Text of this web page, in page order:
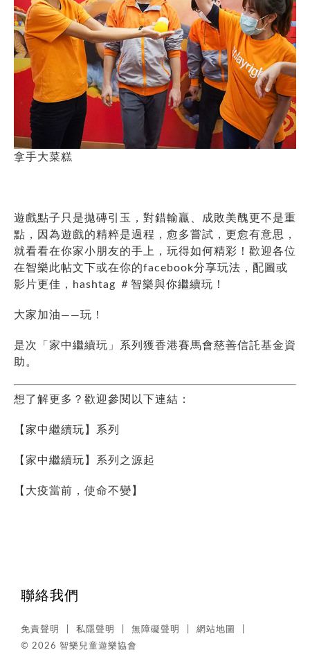
拿手大菜糕
遊戲點子只是拋磚引玉，對錯輸贏、成敗美醜更不是重
點，因為遊戲的精粹是過程，愈多嘗試，更愈有意思，
就看看在你家小朋友的手上，玩得如何精彩！歡迎各位
在智樂此帖文下或在你的facebook分享玩法，配圖或
影片更佳，hashtag ＃ 智樂與你繼續玩 ！
大家加油——玩！
是次「家中繼續玩」系列獲香港賽馬會慈善信託基金資
助。
想了解更多？歡迎參閱以下連結：
【 家中繼續玩 】系列
【家中繼續玩】系列之源起
【 大疫當前，使命不變 】
聯絡我們
免責聲明 私隱聲明 無障礙聲明
網站地圖
© 2026 智樂兒童遊樂協會